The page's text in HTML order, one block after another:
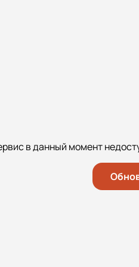
в данный момент